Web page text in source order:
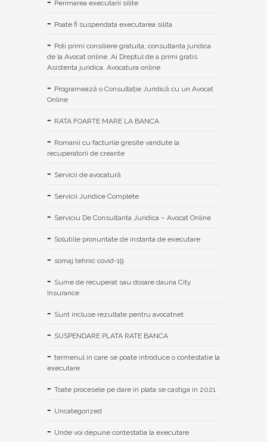
Perimarea executarii silite
Poate fi suspendata executarea silita
Poti primi consiliere gratuita, consultanta juridica
de la Avocat online. Ai Dreptul de a primi gratis
Asistenta juridica. Avocatura online.
Programează o Consultație Juridică cu un Avocat
Online
RATA FOARTE MARE LA BANCA
Romanii cu facturile gresite vandute la
recuperatorii de creante
Servicii de avocatură
Servicii Juridice Complete
Serviciu De Consultanta Juridica – Avocat Online
Solutiile pronuntate de instanta de executare
somaj tehnic covid-19
Sume de recuperat sau dosare dauna City
Insurance
Sunt incluse rezultate pentru avocatnet
SUSPENDARE PLATA RATE BANCA
termenul in care se poate introduce o contestatie la
executare
Toate procesele pe dare in plata se castiga in 2021
Uncategorized
Unde voi depune contestatia la executare